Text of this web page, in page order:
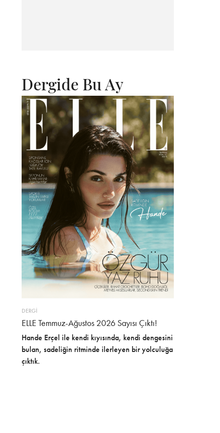
Dergide Bu Ay
DERGİ
ELLE Temmuz-Ağustos 2026 Sayısı Çıktı!
Hande Erçel ile kendi kıyısında, kendi dengesini
bulan, sadeliğin ritminde ilerleyen bir yolculuğa
çıktık.